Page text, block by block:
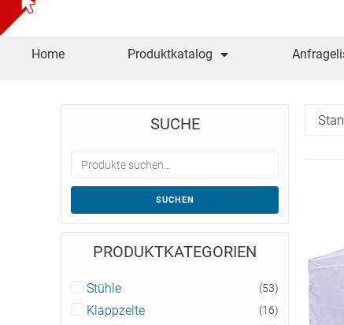
Home Produktkatalog
SUCHE
SUCHEN
PRODUKTKATEGORIEN
Stühle (53)
Klappzelte (16)